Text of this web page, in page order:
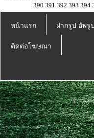
390 391 392 393 394
หน้าแรก ฝากรูป อัพรูป
ติดต่อโฆษณา